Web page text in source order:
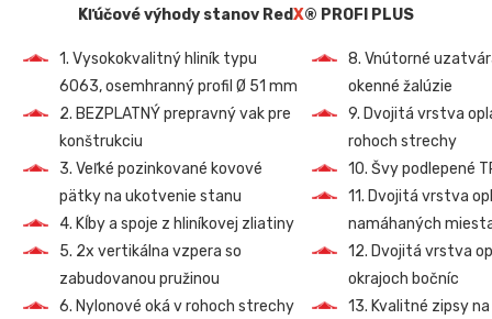
Kľúčové výhody stanov RedX® PROFI PLUS
1. Vysokokvalitný hliník typu
6063, osemhranný profil Ø 51 mm
2. BEZPLATNÝ prepravný vak pre
konštrukciu
3. Veľké pozinkované kovové
pätky na ukotvenie stanu
4. Kĺby a spoje z hliníkovej zliatiny
5. 2x vertikálna vzpera so
zabudovanou pružinou
6. Nylonové oká v rohoch strechy
8. Vnútorné
okenné žalúzie
9. Dvojitá vrstva
rohoch strechy
10. Švy podlepené
11. Dvojitá vrstva
namáhaných
12. Dvojitá vrstva
okrajoch bočníc
13. Kvalitné zipsy na